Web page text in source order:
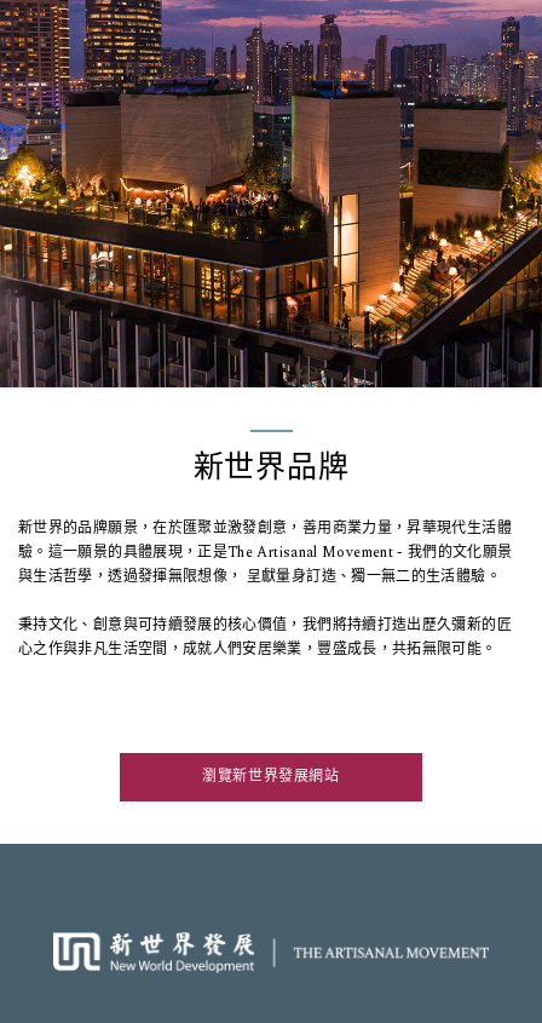
新世界品牌
新世界的品牌願景，在於匯聚並激發創意，善用商業力量，昇華現代生活體
驗。這一願景的具體展現，正是The Artisanal Movement - 我們的文化願景
與生活哲學，透過發揮無限想像， 呈獻量身訂造、獨一無二的生活體驗。​
秉持文化、創意與可持續發展的核心價值，我們將持續打造出歷久彌新的匠
心之作與非凡生活空間，成就人們安居樂業，豐盛成長，共拓無限可能。
瀏覽新世界發展網站